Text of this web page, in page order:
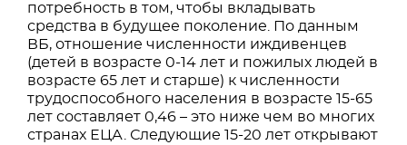
потребность в том, чтобы вкладывать
средства в будущее поколение. По данным
ВБ, отношение численности иждивенцев
(детей в возрасте 0-14 лет и пожилых людей в
возрасте 65 лет и старше) к численности
трудоспособного населения в возрасте 15-65
лет составляет 0,46 – это ниже чем во многих
странах ЕЦА. Следующие 15-20 лет открывают